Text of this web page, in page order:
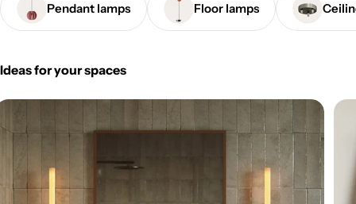
Pendant lamps Floor lamps
Ideas for your spaces